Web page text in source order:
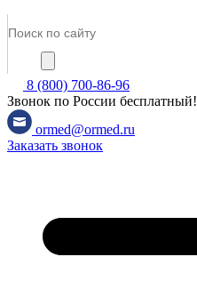
8 (800) 700-86-96
Звонок по России бесплатный!
ormed@ormed.ru
Заказать звонок